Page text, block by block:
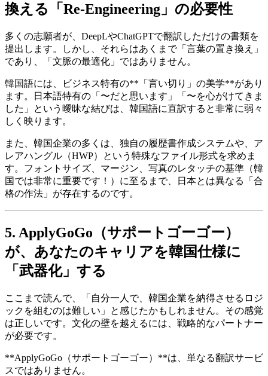
換える「Re-Engineering」の必要性
多くの志願者が、DeepLやChatGPTで翻訳しただけの書類を
提出します。しかし、それらはあくまで「言葉の置き換え」
であり、「文脈の最適化」ではありません。
韓国語には、ビジネス特有の**「言い切り」の美学**があり
ます。日本語特有の「〜だと思います」「〜を心がけてきま
した」という曖昧な結びは、韓国語に直訳すると非常に弱々
しく映ります。
また、韓国企業の多くは、独自の履歴書作成システムや、ア
レアハングル（HWP）という特殊なファイル形式を求めま
す。フォントサイズ、マージン、写真のレタッチの基準（韓
国では非常に重要です！）に至るまで、日本とは異なる「合
格の作法」が存在するのです。
5. ApplyGoGo（サポートゴーゴー）
が、あなたのキャリアを韓国仕様に
「武器化」する
ここまで読んで、「自分一人で、韓国企業を納得させるロジ
ックを組むのは難しい」と感じたかもしれません。その感覚
は正しいです。文化の壁を越えるには、戦略的なパートナー
が必要です。
​**ApplyGoGo（サポートゴーゴー）**は、単なる翻訳サービ
スではありません。